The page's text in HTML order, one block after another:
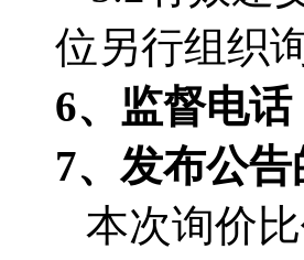
位另行组织
6、监督电话
7、 发布公告
本次询价